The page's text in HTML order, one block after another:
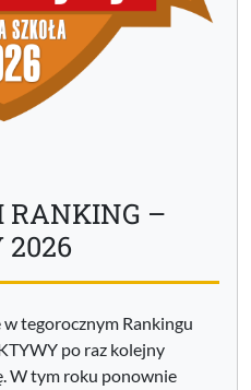
RANKING –
2026
tegorocznym Rankingu
po raz kolejny
W tym roku ponownie